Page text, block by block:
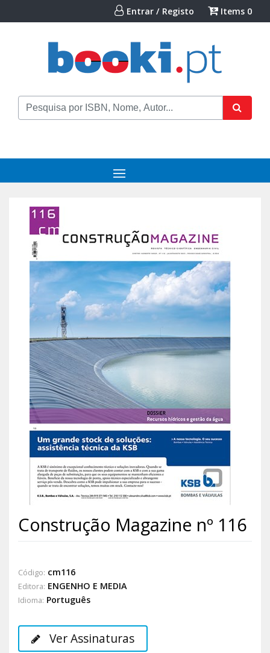
Entrar / Registo Items 0
Construção Magazine nº 116
Código: cm116
Editora: ENGENHO E MEDIA
Idioma: Português
Ver Assinaturas